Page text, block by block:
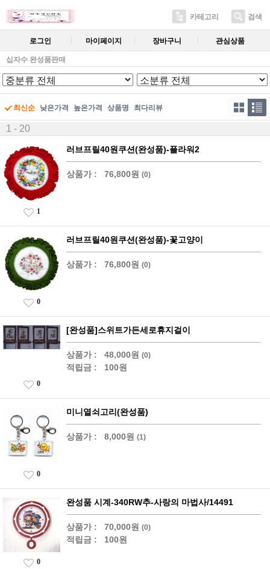
카테고리 검색
로그인 마이페이지 장바구니 관심상품
십자수 완성품판매
최신순 낮은가격 높은가격 상품명 최다리뷰
1 - 20
러브프릴40원쿠션(완성품)-플라워2
상품가 : 76,800원 (0)
1
러브프릴40원쿠션(완성품)-꽃고양이
상품가 : 76,800원 (0)
0
[완성품]스위트가든세로휴지걸이
상품가 : 48,000원 (0)
적립금 : 100원
0
미니열쇠고리(완성품)
상품가 : 8,000원 (1)
0
완성품 시계-340RW추-사랑의 마법사/14491
상품가 : 70,000원 (0)
적립금 : 100원
0